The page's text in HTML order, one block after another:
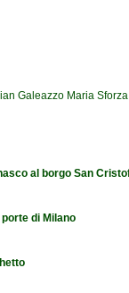
Galeazzo Maria Sforza
al borgo San
di Milano